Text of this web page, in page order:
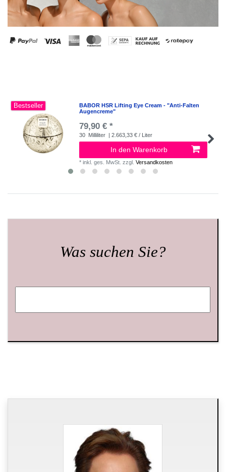
Bestseller
BABOR HSR Lifting Eye Cream - "Anti-Falten
Augencreme"
79,90 € *
30 Milliliter | 2.663,33 € / Liter
In den Warenkorb
*inkl. ges. MwSt. zzgl.Versandkosten
Was suchen Sie?